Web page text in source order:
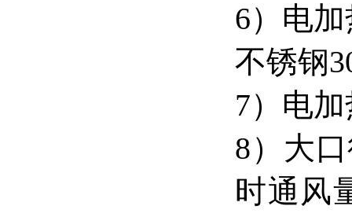
6）电
不锈钢
7）电
8）大
时通风